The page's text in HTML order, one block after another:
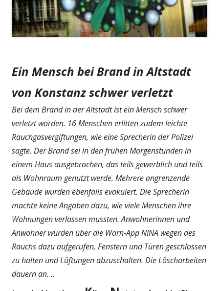
Ein Mensch bei Brand in Altstadt
von Konstanz schwer verletzt
Bei dem Brand in der Altstadt ist ein Mensch schwer
verletzt worden. 16 Menschen erlitten zudem leichte
Rauchgasvergiftungen, wie eine Sprecherin der Polizei
sagte. Der Brand sei in den frühen Morgenstunden in
einem Haus ausgebrochen, das teils gewerblich und teils
als Wohnraum genutzt werde. Mehrere angrenzende
Gebäude wurden ebenfalls evakuiert. Die Sprecherin
machte keine Angaben dazu, wie viele Menschen ihre
Wohnungen verlassen mussten. Anwohnerinnen und
Anwohner wurden über die Warn-App NINA wegen des
Rauchs dazu aufgerufen, Fenstern und Türen geschlossen
zu halten und Lüftungen abzuschalten. Die Löscharbeiten
dauern an. ..